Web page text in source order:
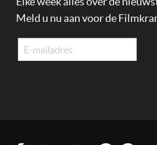
Meld u nu aan voor de